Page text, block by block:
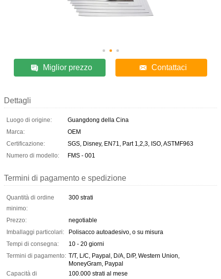
Miglior prezzo Contattaci
Dettagli
Luogo di origine:
Guangdong della Cina
Marca:
OEM
Certificazione:
SGS, Disney, EN71, Part 1,2,3, ISO, ASTMF963
Numero di modello:
FMS - 001
Termini di pagamento e spedizione
Quantità di ordine
minimo:
300 strati
Prezzo:
negotiable
Imballaggi particolari:
Polisacco autoadesivo, o su misura
Tempi di consegna:
10 - 20 giorni
Termini di pagamento: T/T, L/C, Paypal, D/A, D/P, Western Union,
MoneyGram, Paypal
Capacità di
100.000 strati al mese